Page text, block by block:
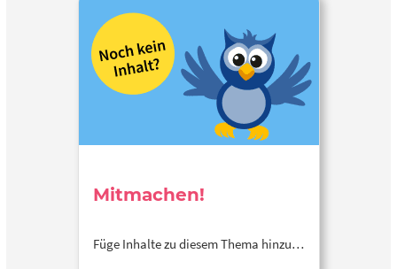
Mitmachen!
Füge Inhalte zu diesem Thema hinzu…